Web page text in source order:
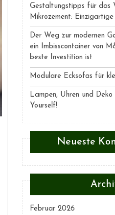
Gestaltungstipps für das
Mikrozement:
Der Weg zur modernen
ein Imbisscontainer von
beste Investition ist
Modulare Ecksofas für
Lampen, Uhren und
Yourself!
Neueste
Februar 2026